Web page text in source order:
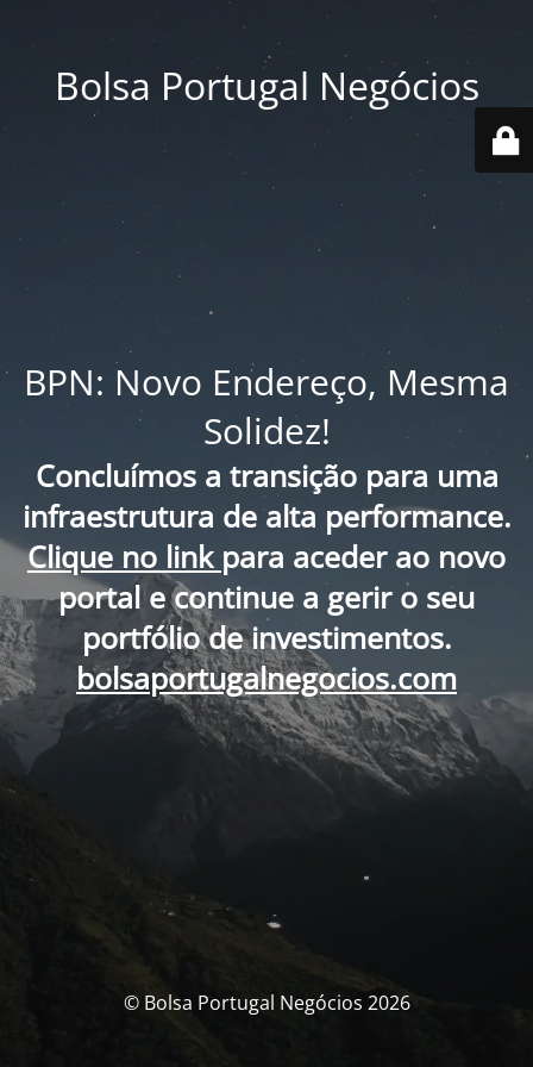
Bolsa Portugal Negócios
BPN: Novo Endereço, Mesma
Solidez!
Concluímos a transição para uma
infraestrutura de alta performance.
Clique no link para aceder ao novo
portal e continue a gerir o seu
portfólio de investimentos.
bolsaportugalnegocios.com
© Bolsa Portugal Negócios 2026